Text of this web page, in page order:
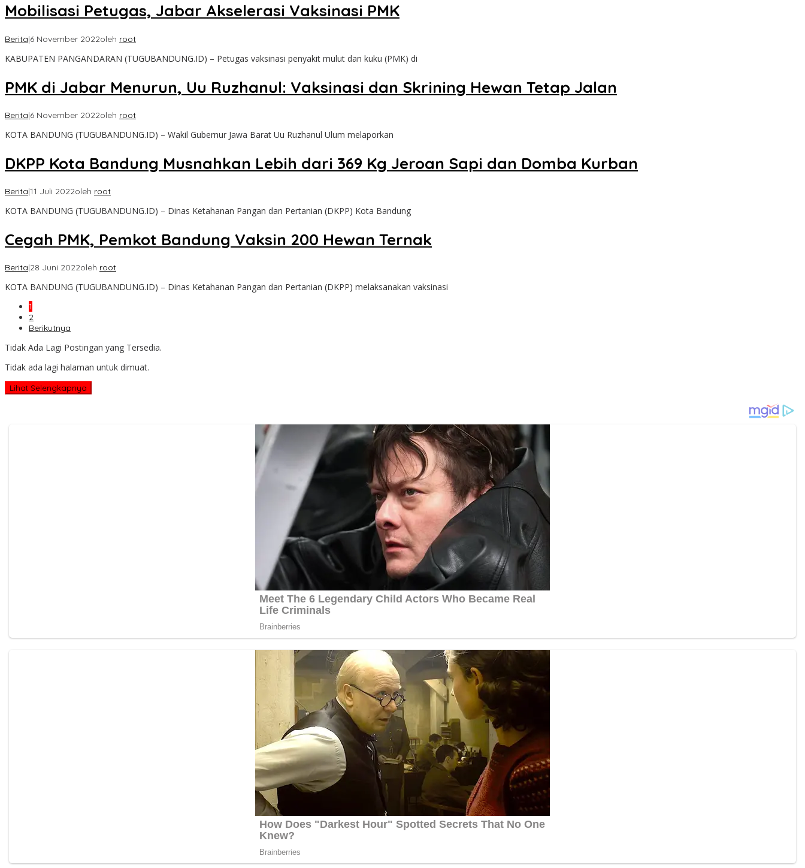
Mobilisasi Petugas, Jabar Akselerasi Vaksinasi PMK
Berita|6 November 2022oleh root
KABUPATEN PANGANDARAN (TUGUBANDUNG.ID) – Petugas vaksinasi penyakit mulut dan kuku (PMK) di
PMK di Jabar Menurun, Uu Ruzhanul: Vaksinasi dan Skrining Hewan Tetap Jalan
Berita|6 November 2022oleh root
KOTA BANDUNG (TUGUBANDUNG.ID) – Wakil Gubernur Jawa Barat Uu Ruzhanul Ulum melaporkan
DKPP Kota Bandung Musnahkan Lebih dari 369 Kg Jeroan Sapi dan Domba Kurban
Berita|11 Juli 2022oleh root
KOTA BANDUNG (TUGUBANDUNG.ID) – Dinas Ketahanan Pangan dan Pertanian (DKPP) Kota Bandung
Cegah PMK, Pemkot Bandung Vaksin 200 Hewan Ternak
Berita|28 Juni 2022oleh root
KOTA BANDUNG (TUGUBANDUNG.ID) – Dinas Ketahanan Pangan dan Pertanian (DKPP) melaksanakan vaksinasi
1
2
Berikutnya
Tidak Ada Lagi Postingan yang Tersedia.
Tidak ada lagi halaman untuk dimuat.
Lihat Selengkapnya